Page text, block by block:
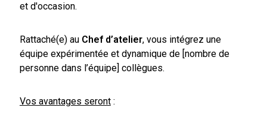
et d'occasion.
Rattaché(e) auChef d’atelier, vous intégrez une
équipe expérimentée et dynamique de [nombre de
personne dans l’équipe] collègues.
Vos avantages seront: